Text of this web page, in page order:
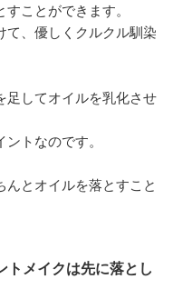
ことができます。
て、優しくクルクル馴染
足してオイルを乳化させ
トなのです。
とオイルを落とすこと
トメイクは先に落とし